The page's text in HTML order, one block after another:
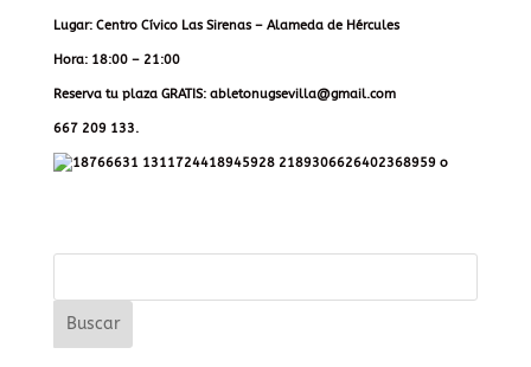
Lugar: Centro Cívico Las Sirenas – Alameda de Hércules
Hora: 18:00 – 21:00
Reserva tu plaza GRATIS: abletonugsevilla@gmail.com
667 209 133.